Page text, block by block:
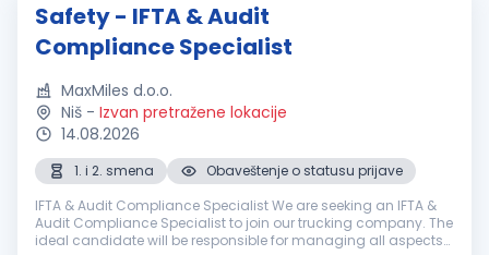
Safety - IFTA & Audit
Compliance Specialist
MaxMiles d.o.o.
Niš - Izvan pretražene lokacije
14.08.2026
1. i 2. smena
Obaveštenje o statusu prijave
IFTA & Audit Compliance Specialist We are seeking an IFTA &
Audit Compliance Specialist to join our trucking company. The
ideal candidate will be responsible for managing all aspects